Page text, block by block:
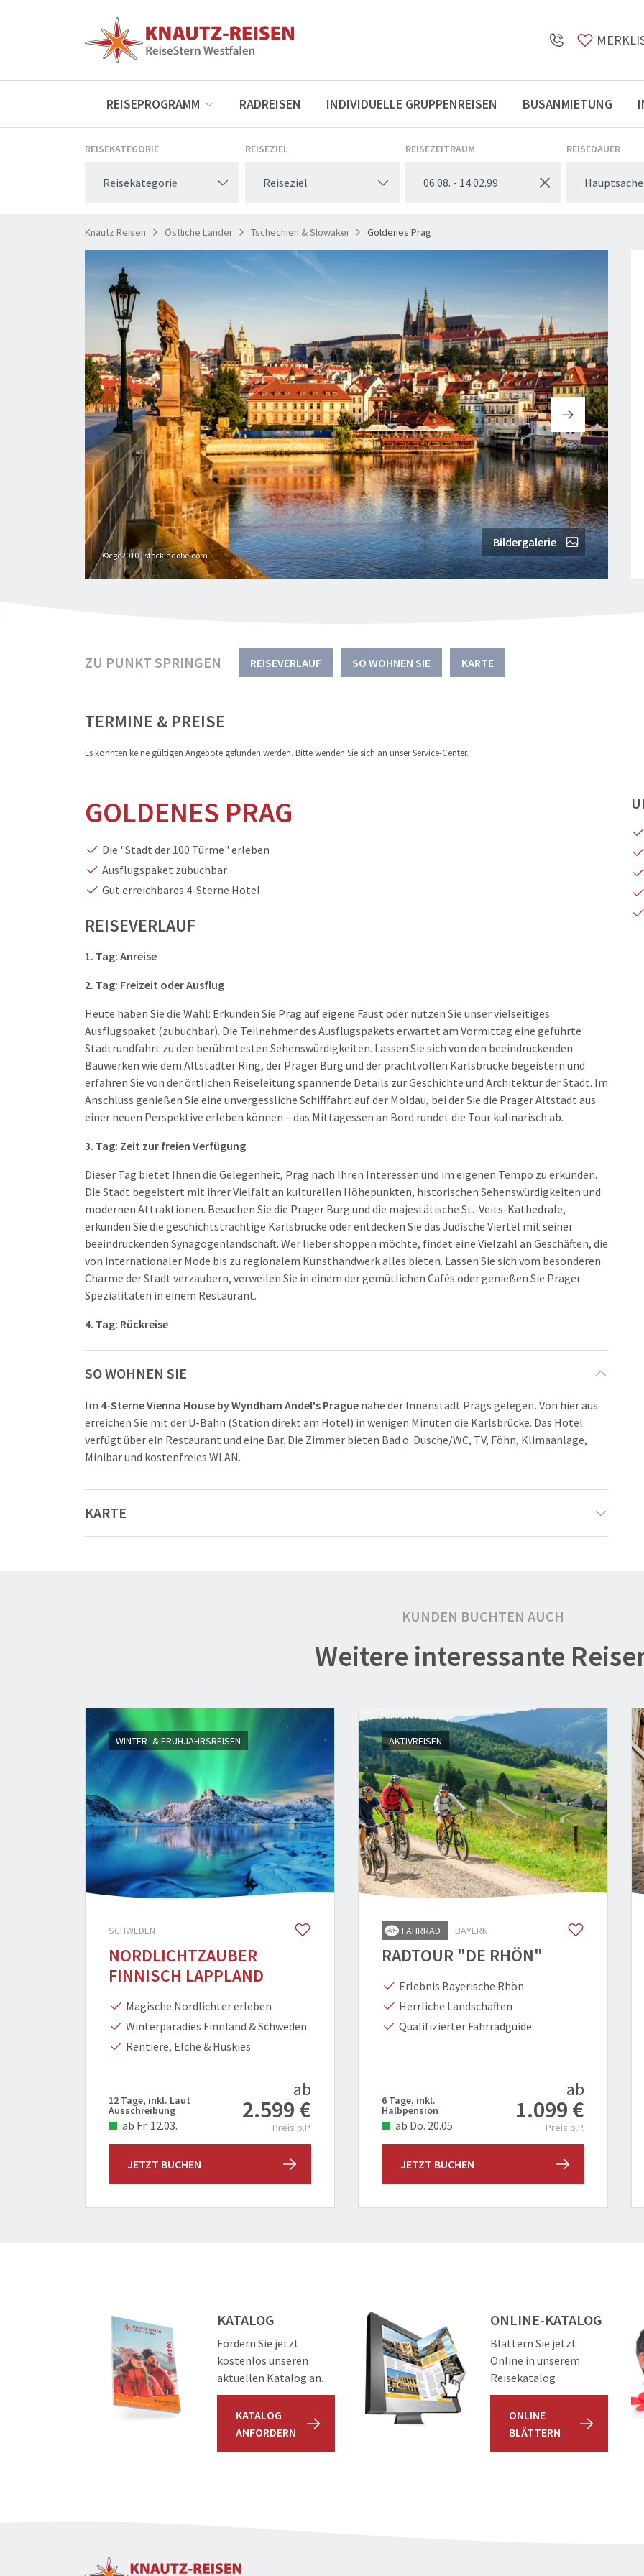
Öffnungszeiten
REISEPROGRAMM RADREISEN INDIVIDUELLE GRUPPENREISEN BUSANMIETUNG
REISEKATEGORIE
Reisekategorie
REISEZIEL
Reiseziel
REISEZEITRAUM REISEDAUER
Knautz Reisen Östliche Länder Tschechien & Slowakei Goldenes Prag
©cge2010 - stock.adobe.com
Bildergalerie
ZU PUNKT SPRINGEN REISEVERLAUF SO WOHNEN SIE KARTE
TERMINE & PREISE
Es konnten keine gültigen Angebote gefunden werden. Bitte wenden Sie sich an unser Service-Center.
GOLDENES PRAG
Die "Stadt der 100 Türme" erleben
Ausflugspaket zubuchbar
Gut erreichbares 4-Sterne Hotel
REISEVERLAUF
1. Tag: Anreise
2. Tag: Freizeit oder Ausflug
Heute haben Sie die Wahl: Erkunden Sie Prag auf eigene Faust oder nutzen Sie unser vielseitiges
Ausflugspaket (zubuchbar). Die Teilnehmer des Ausflugspakets erwartet am Vormittag eine geführte
Stadtrundfahrt zu den berühmtesten Sehenswürdigkeiten. Lassen Sie sich von den beeindruckenden
Bauwerken wie dem Altstädter Ring, der Prager Burg und der prachtvollen Karlsbrücke begeistern und
erfahren Sie von der örtlichen Reiseleitung spannende Details zur Geschichte und Architektur der Stadt. Im
Anschluss genießen Sie eine unvergessliche Schifffahrt auf der Moldau, bei der Sie die Prager Altstadt aus
einer neuen Perspektive erleben können – das Mittagessen an Bord rundet die Tour kulinarisch ab.
3. Tag: Zeit zur freien Verfügung
Dieser Tag bietet Ihnen die Gelegenheit, Prag nach Ihren Interessen und im eigenen Tempo zu erkunden.
Die Stadt begeistert mit ihrer Vielfalt an kulturellen Höhepunkten, historischen Sehenswürdigkeiten und
modernen Attraktionen. Besuchen Sie die Prager Burg und die majestätische St.-Veits-Kathedrale,
erkunden Sie die geschichtsträchtige Karlsbrücke oder entdecken Sie das Jüdische Viertel mit seiner
beeindruckenden Synagogenlandschaft. Wer lieber shoppen möchte, findet eine Vielzahl an Geschäften, die
von internationaler Mode bis zu regionalem Kunsthandwerk alles bieten. Lassen Sie sich vom besonderen
Charme der Stadt verzaubern, verweilen Sie in einem der gemütlichen Cafés oder genießen Sie Prager
Spezialitäten in einem Restaurant.
4. Tag: Rückreise
SO WOHNEN SIE
Im 4-Sterne Vienna House by Wyndham Andel's Prague nahe der Innenstadt Prags gelegen. Von hier aus
erreichen Sie mit der U-Bahn (Station direkt am Hotel) in wenigen Minuten die Karlsbrücke. Das Hotel
verfügt über ein Restaurant und eine Bar. Die Zimmer bieten Bad o. Dusche/WC, TV, Föhn, Klimaanlage,
Minibar und kostenfreies WLAN.
KARTE
KUNDEN BUCHTEN AUCH
Weitere interessante
WINTER- & FRÜHJAHRSREISEN
SCHWEDEN
NORDLICHTZAUBER
FINNISCH LAPPLAND
Magische Nordlichter erleben
Winterparadies Finnland & Schweden
Rentiere, Elche & Huskies
12 Tage, inkl. Laut
Ausschreibung
ab Fr. 12.03.
ab
2.599 €
Preis p.P.
JETZT BUCHEN
AKTIVREISEN
FAHRRAD BAYERN
RADTOUR "DE RHÖN"
Erlebnis Bayerische Rhön
Herrliche Landschaften
Qualifizierter Fahrradguide
6 Tage, inkl.
Halbpension
ab Do. 20.05.
ab
1.099 €
Preis p.P.
JETZT BUCHEN
KATALOG
Fordern Sie jetzt
kostenlos unseren
aktuellen Katalog an.
KATALOG
ANFORDERN
ONLINE-KATALOG
Blättern Sie jetzt
Online in unserem
Reisekatalog
ONLINE
BLÄTTERN